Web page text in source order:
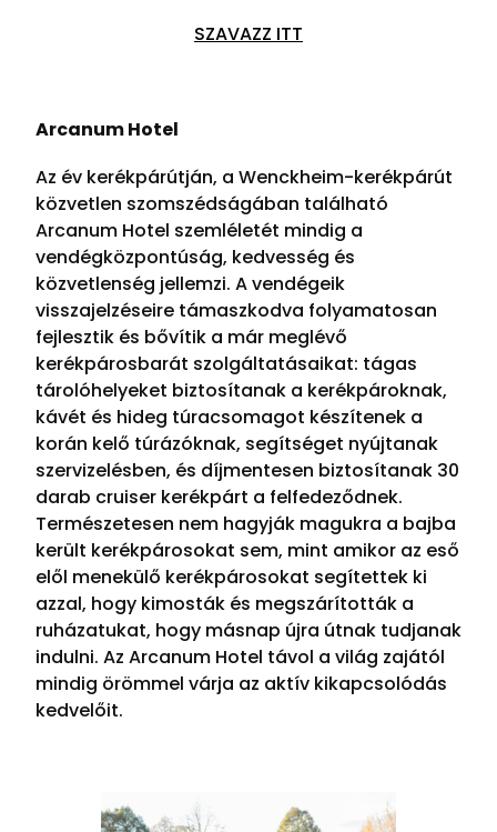
SZAVAZZ ITT
Arcanum Hotel
Az év kerékpárútján, a Wenckheim-kerékpárút
közvetlen szomszédságában található
Arcanum Hotel szemléletét mindig a
vendégközpontúság, kedvesség és
közvetlenség jellemzi. A vendégeik
visszajelzéseire támaszkodva folyamatosan
fejlesztik és bővítik a már meglévő
kerékpárosbarát szolgáltatásaikat: tágas
tárolóhelyeket biztosítanak a kerékpároknak,
kávét és hideg túracsomagot készítenek a
korán kelő túrázóknak, segítséget nyújtanak
szervizelésben, és díjmentesen biztosítanak 30
darab cruiser kerékpárt a felfedeződnek.
Természetesen nem hagyják magukra a bajba
került kerékpárosokat sem, mint amikor az eső
elől menekülő kerékpárosokat segítettek ki
azzal, hogy kimosták és megszárították a
ruházatukat, hogy másnap újra útnak tudjanak
indulni. Az Arcanum Hotel távol a világ zajától
mindig örömmel várja az aktív kikapcsolódás
kedvelőit.